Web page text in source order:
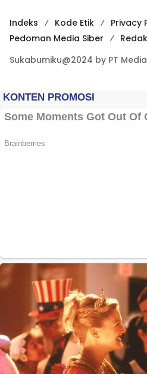
Indeks Kode Etik Privacy
Pedoman Media Siber
Sukabumiku@2024 by PT